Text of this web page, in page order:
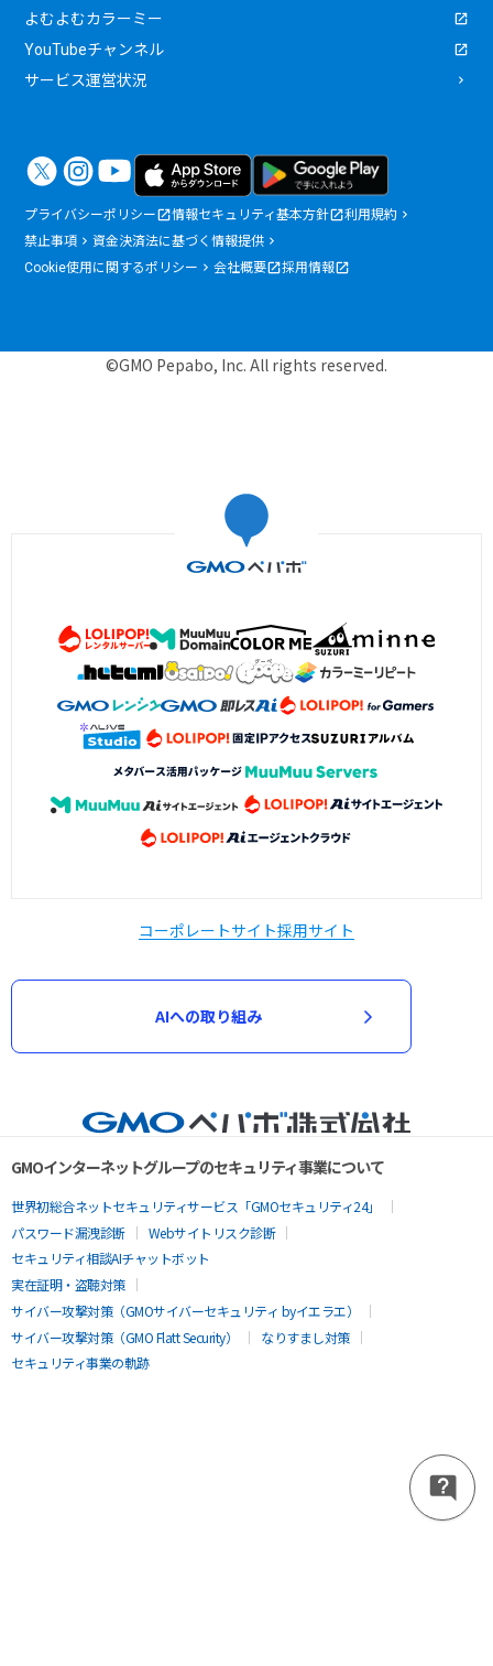
よむよむカラーミー
YouTubeチャンネル
サービス運営状況
プライバシーポリシー 情報セキュリティ基本方針
利用規約
禁止事項
資金決済法に基づく情報提供
Cookie使用に関するポリシー
会社概要 採用情報
©GMO Pepabo, Inc. All rights reserved.
コーポレートサイト採用サイト
AIへの取り組み
GMOインターネットグループのセキュリティ事業について
世界初総合ネットセキュリティサービス「GMOセキュリティ24」
パスワード漏洩診断
Webサイトリスク診断
セキュリティ相談AIチャットボット
実在証明・盗聴対策
サイバー攻撃対策（GMOサイバーセキュリティ byイエラエ）
サイバー攻撃対策（GMO Flatt Security）
なりすまし対策
セキュリティ事業の軌跡